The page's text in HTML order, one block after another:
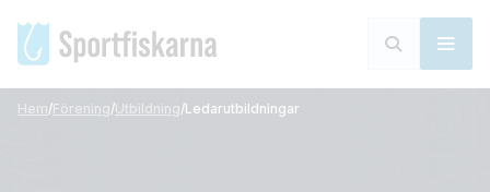
Hem/Förening/Utbildning/Ledarutbildningar